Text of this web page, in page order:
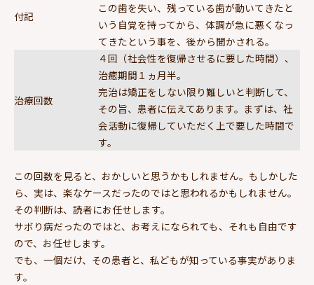
付記
この歯を失い、残っている歯が動いてきたと
いう自覚を持ってから、体調が急に悪くなっ
てきたという事を、後から聞かされる。
治療回数
４回（社会性を復帰させるに要した時間）、
治癒期間１ヵ月半。
完治は矯正をしない限り難しいと判断して、
その旨、患者に伝えてあります。まずは、社
会活動に復帰していただく上で要した時間で
す。
この回数を見ると、おかしいと思うかもしれません。もしかした
ら、実は、楽なケースだったのではと思われるかもしれません。
その判断は、読者にお任せします。
サボり病だったのではと、お考えになられても、それも自由です
ので、お任せします。
でも、一個だけ、その患者と、私どもが知っている事実がありま
す。